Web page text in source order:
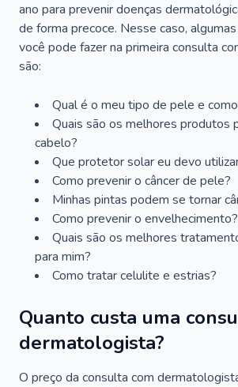
ano para prevenir doenças
de forma precoce. Nesse caso,
você pode fazer na primeira consulta
são:
Qual é o meu tipo de pele e
Quais são os melhores produtos
cabelo?
Que protetor solar eu devo
Como prevenir o câncer de pele?
Minhas pintas podem se tornar
Como prevenir o envelhecimento?
Quais são os melhores
para mim?
Como tratar celulite e estrias?
Quanto custa uma
dermatologista?
O preço da consulta com